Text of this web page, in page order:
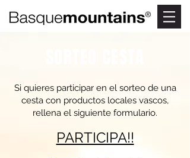
Si quieres participar en el sorteo de una
cesta con productos locales vascos,
rellena el siguiente formulario.
PARTICIPA!!